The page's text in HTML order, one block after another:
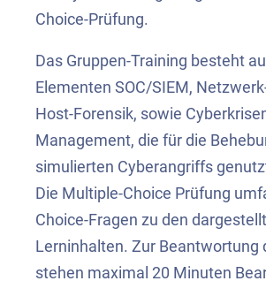
Choice-Prüfung.
Das Gruppen-Training besteht
Elementen SOC/SIEM,
Host-Forensik, sowie
Management, die für die
simulierten Cyberangriffs
Die Multiple-Choice Prüfung
Choice-Fragen zu den
Lerninhalten. Zur Beantwortung
stehen maximal 20 Minuten